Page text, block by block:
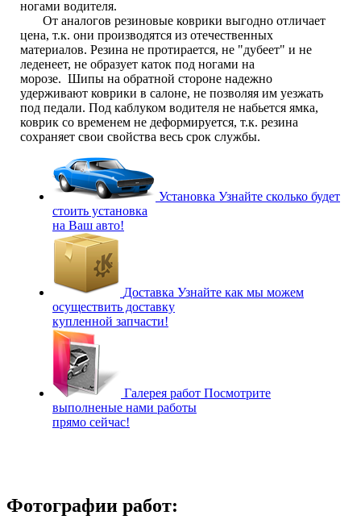
ногами водителя.
От аналогов резиновые коврики выгодно отличает
цена, т.к. они производятся из отечественных
материалов. Резина не протирается, не "дубеет" и не
леденеет, не образует каток под ногами на
морозе. Шипы на обратной стороне надежно
удерживают коврики в салоне, не позволяя им уезжать
под педали. Под каблуком водителя не набьется ямка,
коврик со временем не деформируется, т.к. резина
сохраняет свои свойства весь срок службы.
Установка Узнайте сколько будет
стоить установка
на Ваш авто!
Доставка Узнайте как мы можем
осуществить доставку
купленной запчасти!
Галерея работ Посмотрите
выполненые нами работы
прямо сейчас!
Фотографии работ: